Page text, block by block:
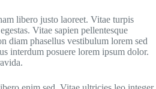
libero justo laoreet. Vitae turpis
Vitae sapien pellentesque
diam phasellus vestibulum lorem sed
interdum posuere lorem ipsum dolor.